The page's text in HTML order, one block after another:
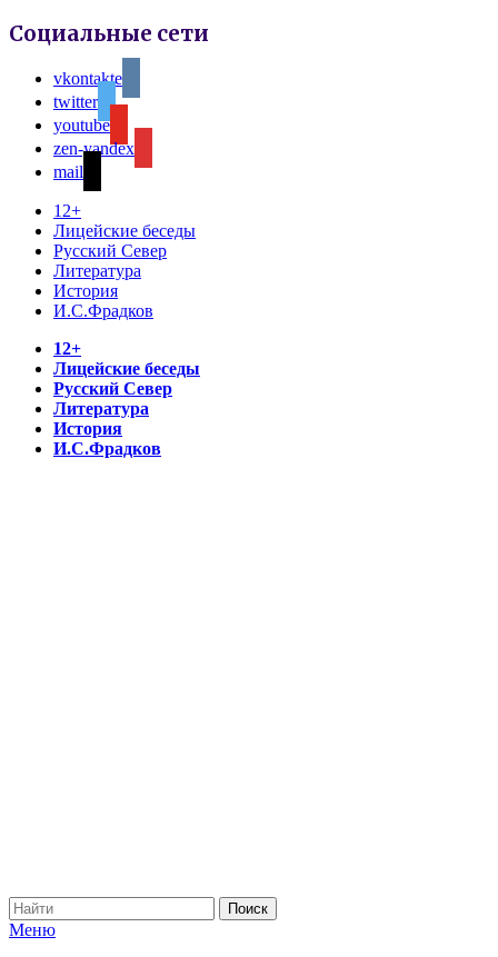
Социальные сети
vkontakte
twitter
youtube
zen-yandex
mail
12+
Лицейские беседы
Русский Север
Литература
История
И.С.Фрадков
12+
Лицейские беседы
Русский Север
Литература
История
И.С.Фрадков
Меню